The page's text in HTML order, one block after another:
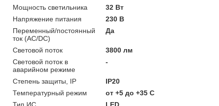
Мощность светильника
32 Вт
Напряжение питания
230 В
Переменный/постоянный
ток (AC/DC)
Да
Световой поток
3800 лм
Световой поток в
аварийном режиме
-
Степень защиты, IP
IP20
Температурный режим
от +5 до +35 C